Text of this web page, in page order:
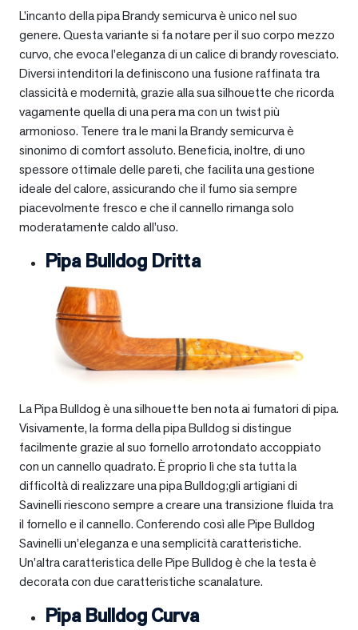
L’incanto della pipa Brandy semicurva è unico nel suo
genere. Questa variante si fa notare per il suo corpo mezzo
curvo, che evoca l’eleganza di un calice di brandy rovesciato.
Diversi intenditori la definiscono una fusione raffinata tra
classicità e modernità, grazie alla sua silhouette che ricorda
vagamente quella di una pera ma con un twist più
armonioso. Tenere tra le mani la Brandy semicurva è
sinonimo di comfort assoluto. Beneficia, inoltre, di uno
spessore ottimale delle pareti, che facilita una gestione
ideale del calore, assicurando che il fumo sia sempre
piacevolmente fresco e che il cannello rimanga solo
moderatamente caldo all’uso.
Pipa Bulldog Dritta
La Pipa Bulldog è una silhouette ben nota ai fumatori di pipa.
Visivamente, la forma della pipa Bulldog si distingue
facilmente grazie al suo fornello arrotondato accoppiato
con un cannello quadrato. È proprio lì che sta tutta la
difficoltà di realizzare una pipa Bulldog;gli artigiani di
Savinelli riescono sempre a creare una transizione fluida tra
il fornello e il cannello. Conferendo così alle Pipe Bulldog
Savinelli un’eleganza e una semplicità caratteristiche.
Un’altra caratteristica delle Pipe Bulldog è che la testa è
decorata con due caratteristiche scanalature.
Pipa Bulldog Curva